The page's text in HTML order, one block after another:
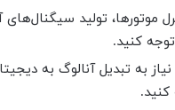
موتورها، تولید